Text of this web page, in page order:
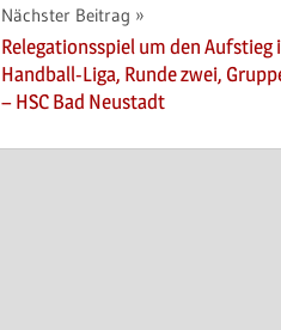
Nächster Beitrag
Relegationsspiel um den Aufstieg
Handball-Liga, Runde zwei,
– HSC Bad Neustadt